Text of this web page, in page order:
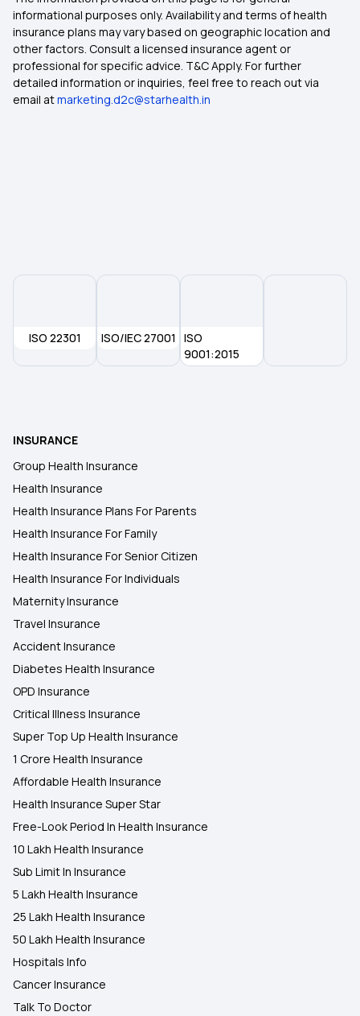
informational purposes only. Availability and terms of health
insurance plans may vary based on geographic location and
other factors. Consult a licensed insurance agent or
professional for specific advice. T&C Apply. For further
detailed information or inquiries, feel free to reach out via
email atmarketing.d2c@starhealth.in
ISO 22301 ISO/IEC 27001
ISO
9001:2015
INSURANCE
Group Health Insurance
Health Insurance
Health Insurance Plans For Parents
Health Insurance For Family
Health Insurance For Senior Citizen
Health Insurance For Individuals
Maternity Insurance
Travel Insurance
Accident Insurance
Diabetes Health Insurance
OPD Insurance
Critical Illness Insurance
Super Top Up Health Insurance
1 Crore Health Insurance
Affordable Health Insurance
Health Insurance Super Star
Free-Look Period In Health Insurance
10 Lakh Health Insurance
Sub Limit In Insurance
5 Lakh Health Insurance
25 Lakh Health Insurance
50 Lakh Health Insurance
Hospitals Info
Cancer Insurance
Talk To Doctor